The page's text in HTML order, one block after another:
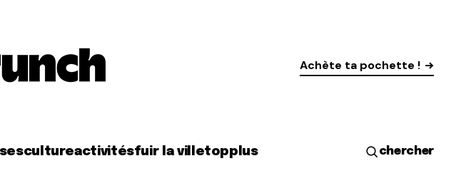
Achète ta pochette !
cultureactivitésfuir la villetopplus chercher